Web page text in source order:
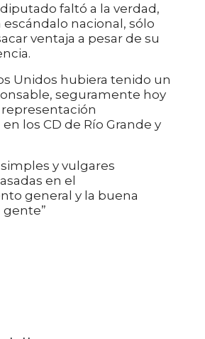
faltó a la verdad,
nacional, sólo
ventaja a pesar de su
Unidos hubiera tenido un
seguramente hoy
los CD de Río Grande y
y vulgares
en el
general y la buena